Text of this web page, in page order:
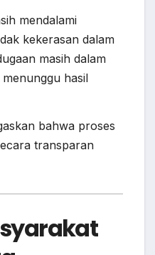
mendalami
kekerasan dalam
masih dalam
hasil
bahwa proses
transparan